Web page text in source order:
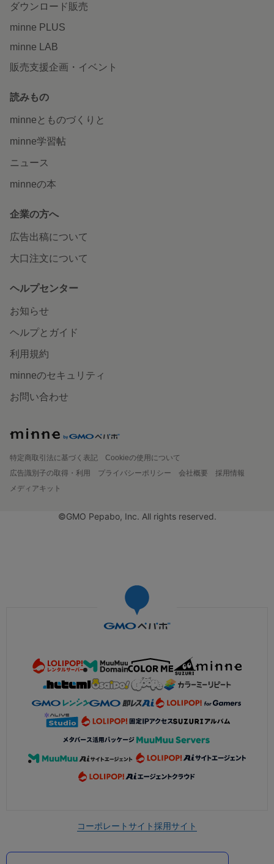
ダウンロード販売
minne PLUS
minne LAB
販売支援企画・イベント
読みもの
minneとものづくりと
minne学習帖
ニュース
minneの本
企業の方へ
広告出稿について
大口注文について
ヘルプセンター
お知らせ
ヘルプとガイド
利用規約
minneのセキュリティ
お問い合わせ
特定商取引法に基づく表記
Cookieの使用について
広告識別子の取得・利用
プライバシーポリシー 会社概要
採用情報
メディアキット
©GMO Pepabo, Inc. All rights reserved.
コーポレートサイト採用サイト